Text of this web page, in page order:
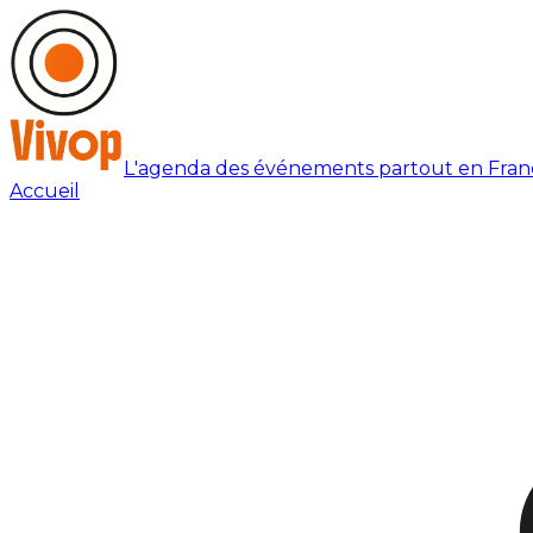
L'agenda des événements partout en
Accueil